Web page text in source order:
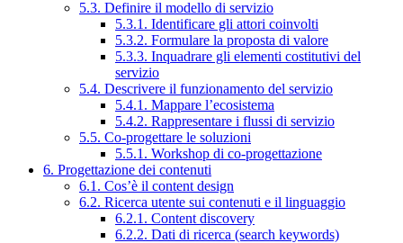
5.3. Definire il modello di servizio
5.3.1. Identificare gli attori coinvolti
5.3.2. Formulare la proposta di valore
5.3.3. Inquadrare gli elementi costitutivi del
servizio
5.4. Descrivere il funzionamento del servizio
5.4.1. Mappare l’ecosistema
5.4.2. Rappresentare i flussi di servizio
5.5. Co-progettare le soluzioni
5.5.1. Workshop di co-progettazione
6. Progettazione dei contenuti
6.1. Cos’è il content design
6.2. Ricerca utente sui contenuti e il linguaggio
6.2.1. Content discovery
6.2.2. Dati di ricerca (search keywords)